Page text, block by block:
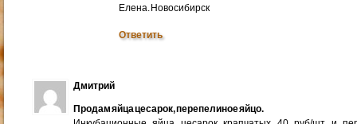
Елена. Новосибирск
Ответить
Дмитрий
Продам яйца цесарок, перепелиное яйцо.